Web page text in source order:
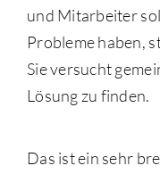
und Mitarbeiter
Probleme haben,
Sie versucht
Lösung zu finden.
Das ist ein sehr